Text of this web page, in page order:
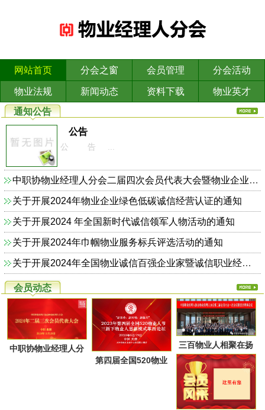
网站首页 分会之窗 会员管理 分会活动
物业法规 新闻动态 资料下载
物业英才
通知公告
公告
公 告 ...
中职协物业经理人分会二届四次会员代表大会暨物业企业依法合规诚信经营主题研讨会的通知
关于开展2024年物业企业绿色低碳诚信经营认证的通知
关于开展2024 年全国新时代诚信领军人物活动的通知
关于开展2024年巾帼物业服务标兵评选活动的通知
关于开展2024年全国物业诚信百强企业家暨诚信职业经理人的通知
会员动态
中职协物业经理人分
第四届全国520物业
三百物业人相聚在扬
州又一次共同点燃起
物业经理人分会的圣
火，开启了旅居养老